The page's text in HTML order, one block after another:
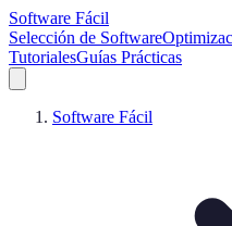
Software Fácil
Selección de Software
TutorialesGuías Prácticas
Software Fácil